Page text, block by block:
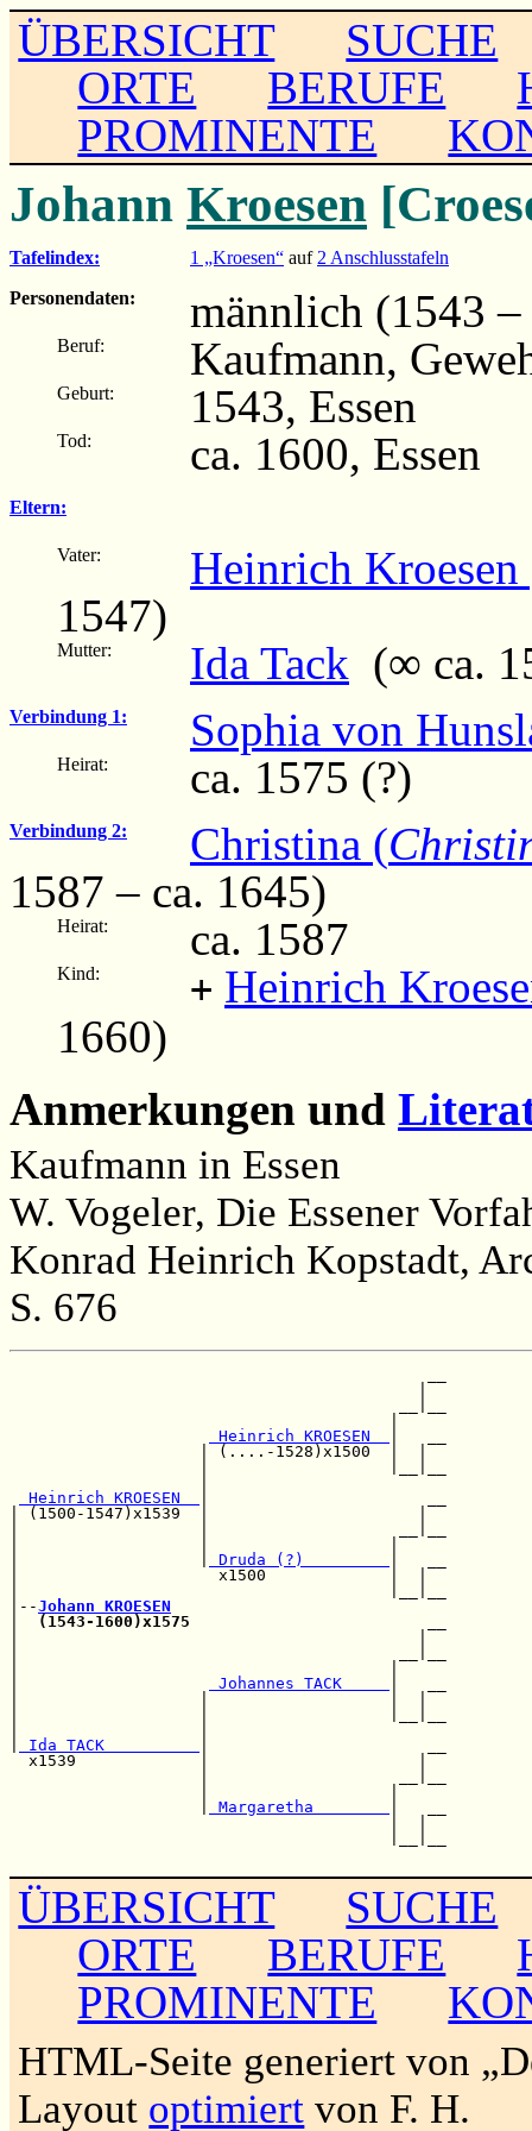
ÜBERSICHT
SUCHE
ORTE
BERUFE
PROMINENTE
Johann Kroesen
Tafelindex: 1 „Kroesen“ auf 2 Anschlusstafeln
Personendaten:
männlich (1543 –
Beruf: Kaufmann,
Geburt: 1543, Essen
Tod: ca. 1600, Essen
Eltern:
Vater:
Heinrich Kroesen
1547)
Mutter: Ida Tack (∞ ca.
Verbindung 1: Sophia von
Heirat: ca. 1575 (?)
Verbindung 2: Christina (
1587 – ca. 1645)
Heirat: ca. 1587
Kind: + Heinrich
1660)
Anmerkungen und
Kaufmann in Essen
W. Vogeler, Die Essener
Konrad Heinrich Kopstadt,
S. 676
Heinrich KROESEN
                    | (....-1528)x1500  |  |
Heinrich KROESEN
| (1500-1547)x1539  |                      |
Druda (?)
|                     x1500             |  |
|--Johann KROESEN
(1543-1600)x1575
Johannes TACK
Ida TACK
  x1539             |                      |
Margaretha
ÜBERSICHT
SUCHE
ORTE
BERUFE
PROMINENTE
HTML-Seite generiert von
Layout optimiert von F. H.